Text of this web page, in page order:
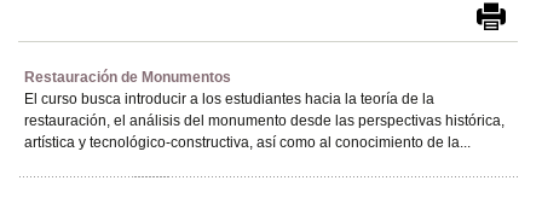
Restauración de Monumentos
El curso busca introducir a los estudiantes hacia la teoría de la
restauración, el análisis del monumento desde las perspectivas histórica,
artística y tecnológico-constructiva, así como al conocimiento de la...